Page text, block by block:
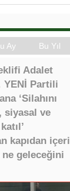
Ay Bu Yıl
Adalet
YENİ Partili
‘Silahını
siyasal ve
kapıdan içeri
geleceğini